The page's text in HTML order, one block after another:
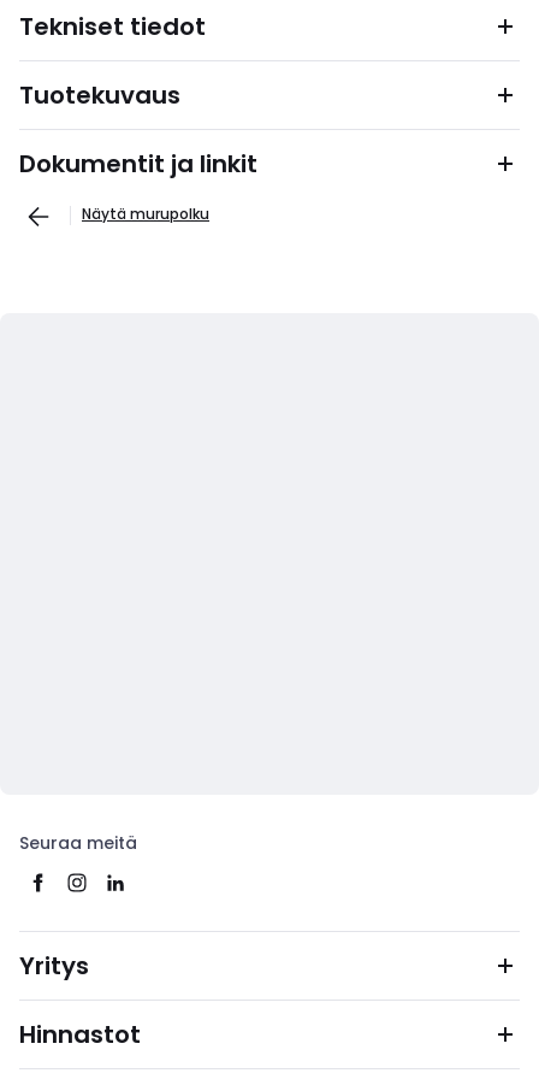
Tekniset tiedot
Tuotekuvaus
Dokumentit ja linkit
Näytä murupolku
Seuraa meitä
Yritys
Hinnastot